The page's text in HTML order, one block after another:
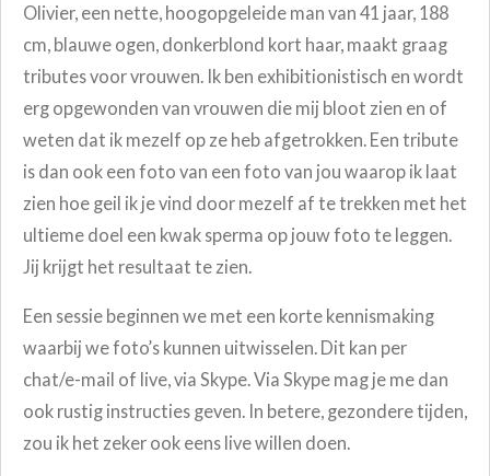
Olivier, een nette, hoogopgeleide man van 41 jaar, 188
cm, blauwe ogen, donkerblond kort haar, maakt graag
tributes voor vrouwen. Ik ben exhibitionistisch en wordt
erg opgewonden van vrouwen die mij bloot zien en of
weten dat ik mezelf op ze heb afgetrokken. Een tribute
is dan ook een foto van een foto van jou waarop ik laat
zien hoe geil ik je vind door mezelf af te trekken met het
ultieme doel een kwak sperma op jouw foto te leggen.
Jij krijgt het resultaat te zien.
Een sessie beginnen we met een korte kennismaking
waarbij we foto’s kunnen uitwisselen. Dit kan per
chat/e-mail of live, via Skype. Via Skype mag je me dan
ook rustig instructies geven. In betere, gezondere tijden,
zou ik het zeker ook eens live willen doen.